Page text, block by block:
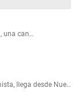
una can…
llega desde Nue…